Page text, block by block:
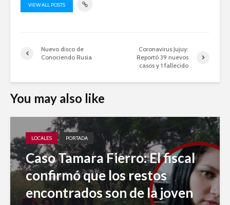
VIEW ALL POSTS
Nuevo disco de
Conociendo Rusia
Coronavirus Jujuy:
Reportó 39 nuevos
casos y 1 fallecido
You may also like
LOCALES PORTADA
Caso Tamara Fierro: El fiscal
confirmó que los restos
encontrados son de la joven